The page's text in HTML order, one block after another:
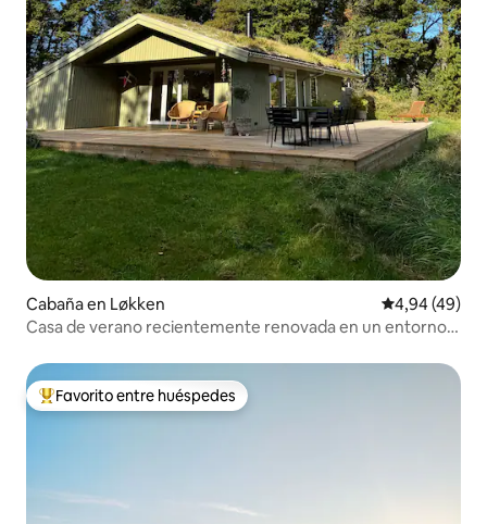
Cabaña en Løkken Calificación
4,94 (49)
Casa de verano recientemente renovada en un entorno
Favorito entre los huéspedes más destacados
Favorito entre huéspedes